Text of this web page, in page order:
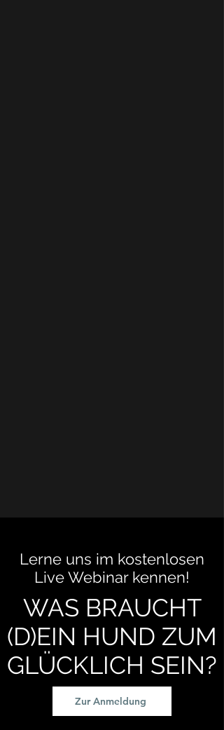
Lerne uns im kostenlosen
Live Webinar kennen!
WAS BRAUCHT
(D)EIN HUND ZUM
GLÜCKLICH SEIN?
Zur Anmeldung